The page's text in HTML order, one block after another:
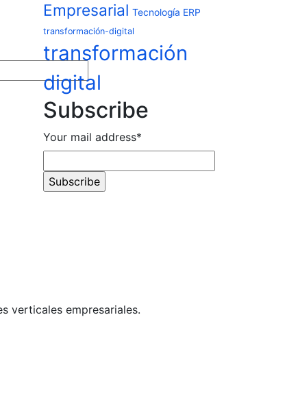
Empresarial Tecnología ERP
transformación-digital
transformación
digital
Subscribe
Your mail address*
verticales empresariales.